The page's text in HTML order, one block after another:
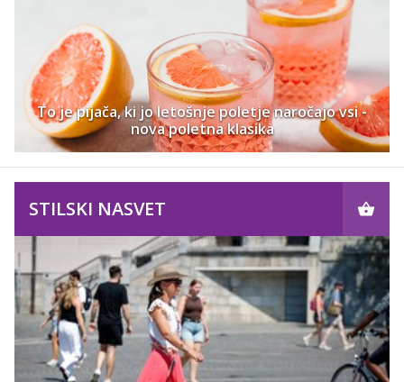
To je pijača, ki jo letošnje poletje naročajo vsi -
nova poletna klasika
STILSKI NASVET